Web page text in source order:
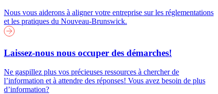
Nous vous aiderons à aligner votre entreprise sur les réglementations
et les pratiques du Nouveau-Brunswick.
Laissez-nous nous occuper des démarches!
Ne gaspillez plus vos précieuses ressources à chercher de
l’information et à attendre des réponses! Vous avez besoin de plus
d’information?